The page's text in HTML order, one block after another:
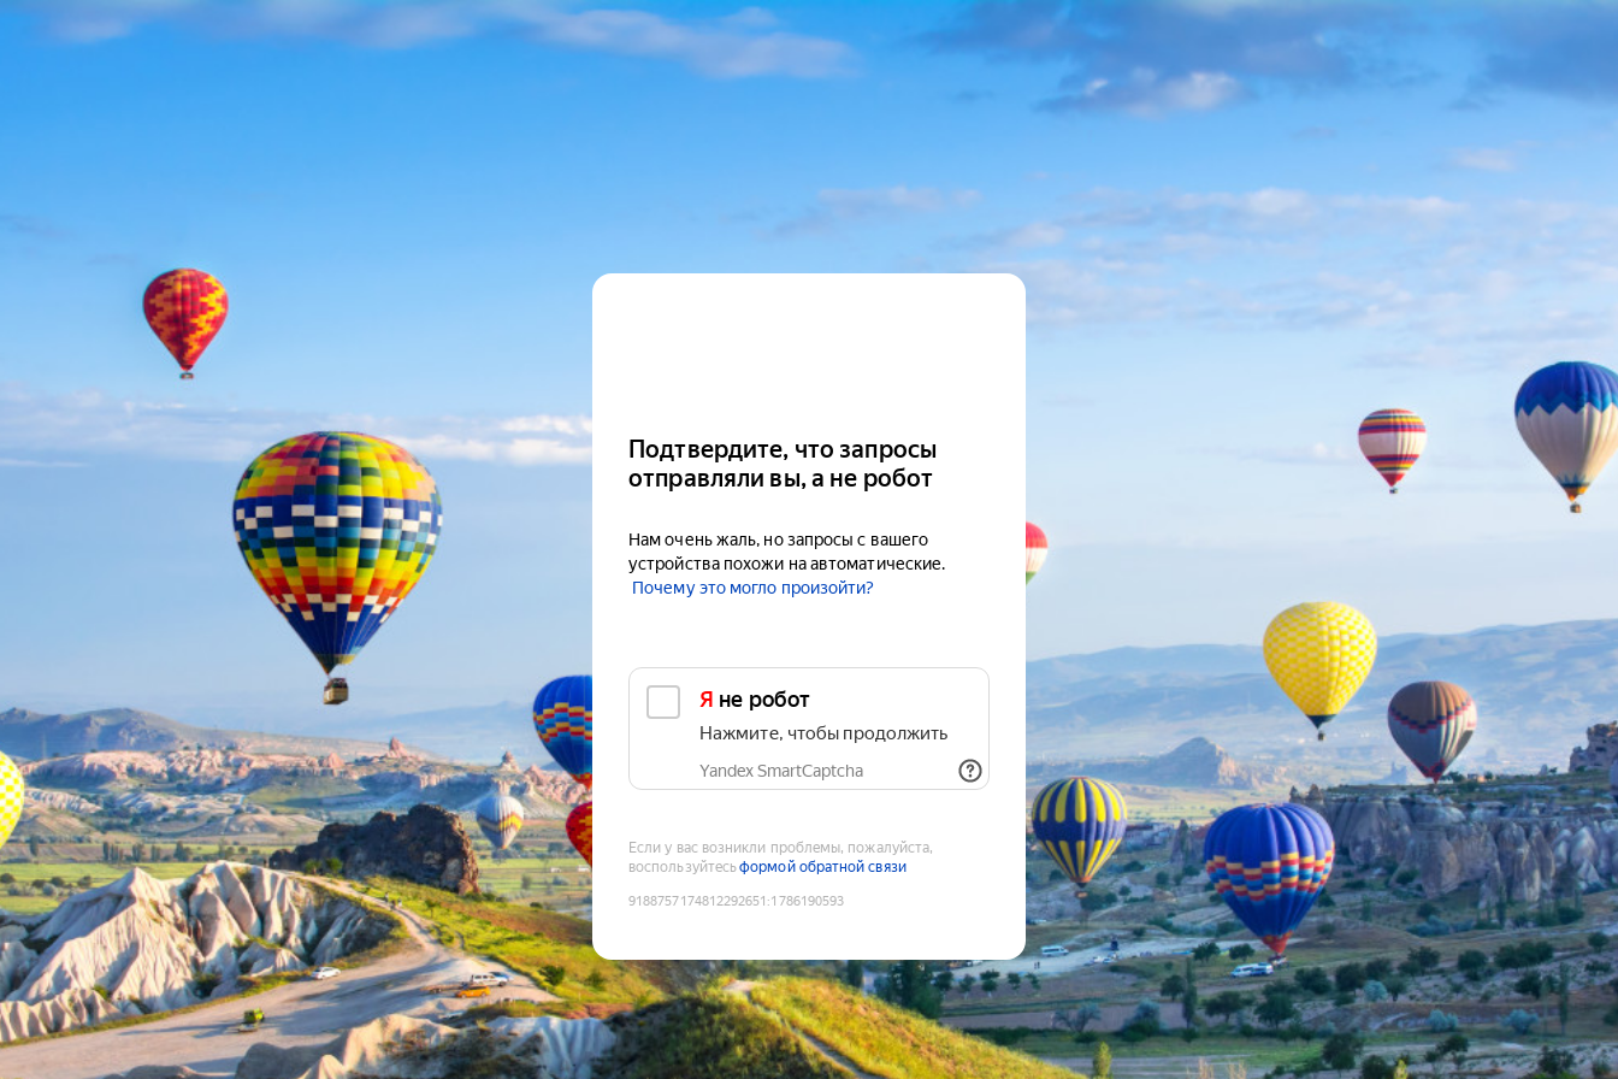
Подтвердите, что запросы
отправляли вы, а не робот
Нам очень жаль, но запросы с вашего
устройства похожи на автоматические.
Почему это могло произойти?
Я не робот
Нажмите, чтобы продолжить
Yandex SmartCaptcha
Если у вас возникли проблемы, пожалуйста,
воспользуйтесьформой обратной связи
9188757174812292651 :1786190593